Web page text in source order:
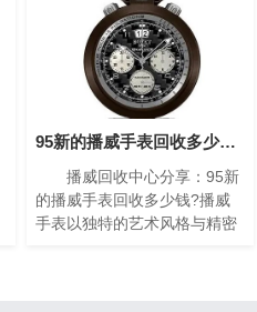
95新的播威手表回收多少钱?(高价回收指南)
播威回收中心分享：95新
的播威手表回收多少钱?播威
手表以独特的艺术风格与精密